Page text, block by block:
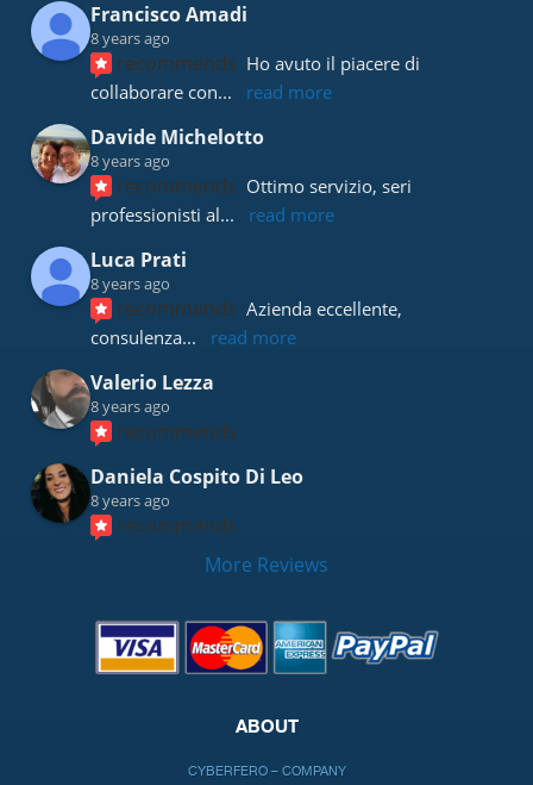
Francisco Amadi
8 years ago
recommends Ho avuto il piacere di
collaborare con... read more
Davide Michelotto
8 years ago
recommends Ottimo servizio, seri
professionisti al... read more
Luca Prati
8 years ago
recommends Azienda eccellente,
consulenza... read more
Valerio Lezza
8 years ago
recommends
Daniela Cospito Di Leo
8 years ago
recommends
More Reviews
ABOUT
CYBERFERO – COMPANY